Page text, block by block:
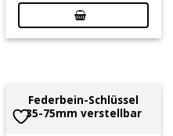
Federbein-Schlüssel
35-75mm verstellbar